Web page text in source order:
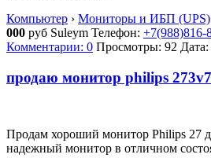
Компьютер › Мониторы и ИБП (UPS)
000 руб Suleym Телефон: +7(988)816-
Комментарии: 0 Просмотры: 92 Дата:
продаю монитор philips
Продам хороший монитор Philips 27
надежный монитор в отличном